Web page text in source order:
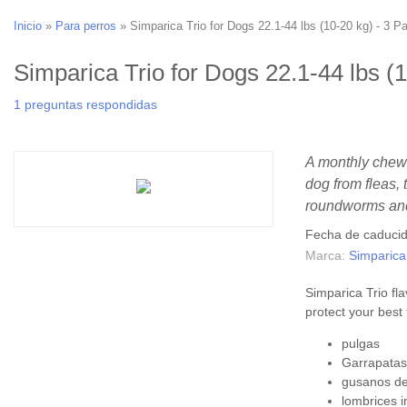
Inicio » Para perros » Simparica Trio for Dogs 22.1-44 lbs (10-20 kg) - 3
Simparica Trio for Dogs 22.1-44 lbs
1 preguntas respondidas
A monthly
dog from fleas,
roundworms
Fecha de
Marca:
Simparica Trio
protect your best
pulgas
Garrapatas
gusanos
lombrices